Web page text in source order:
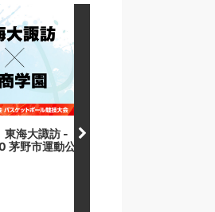
東海大諏訪 -
茅野市運動公